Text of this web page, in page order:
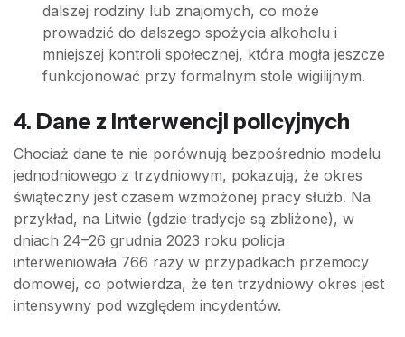
dalszej rodziny lub znajomych, co może
prowadzić do dalszego spożycia alkoholu i
mniejszej kontroli społecznej, która mogła jeszcze
funkcjonować przy formalnym stole wigilijnym.
4. Dane z interwencji policyjnych
Chociaż dane te nie porównują bezpośrednio modelu
jednodniowego z trzydniowym, pokazują, że okres
świąteczny jest czasem wzmożonej pracy służb. Na
przykład, na Litwie (gdzie tradycje są zbliżone), w
dniach 24–26 grudnia 2023 roku policja
interweniowała 766 razy w przypadkach przemocy
domowej, co potwierdza, że ten trzydniowy okres jest
intensywny pod względem incydentów.